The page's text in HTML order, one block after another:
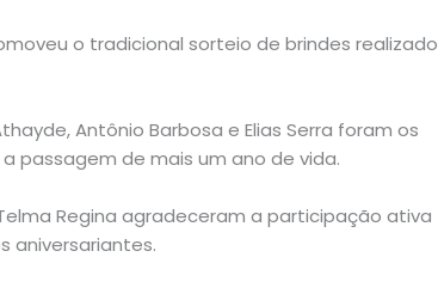
o tradicional sorteio de brindes realizado
Antônio Barbosa e Elias Serra foram os
passagem de mais um ano de vida.
Regina agradeceram a participação ativa
aniversariantes.